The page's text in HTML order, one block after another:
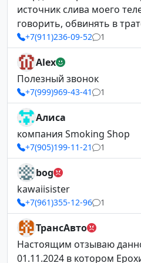
источник слива моего
говорить, обвинять в
+7(911)236-09-52 1
Alex
Полезный звонок
+7(999)969-43-41 1
Алиса
компания Smoking Shop
+7(905)199-11-21 1
bog
kawaiisister
+7(961)355-12-96 1
ТрансАвто
Настоящим отзываю
01.11.2024 в котором